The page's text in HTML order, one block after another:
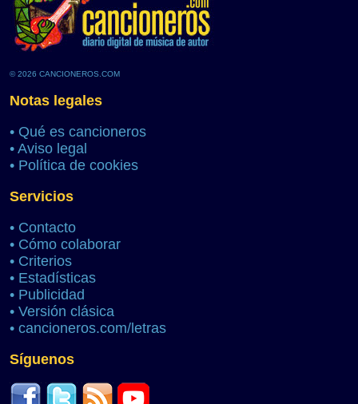
© 2026 CANCIONEROS.COM
Notas legales
• Qué es cancioneros
• Aviso legal
• Política de cookies
Servicios
• Contacto
• Cómo colaborar
• Criterios
• Estadísticas
• Publicidad
• Versión clásica
• cancioneros.com/letras
Síguenos